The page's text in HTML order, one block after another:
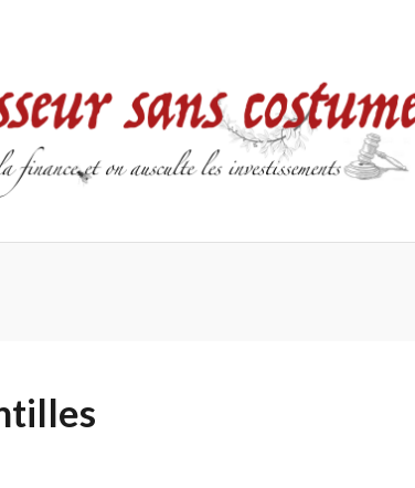
confidentialité